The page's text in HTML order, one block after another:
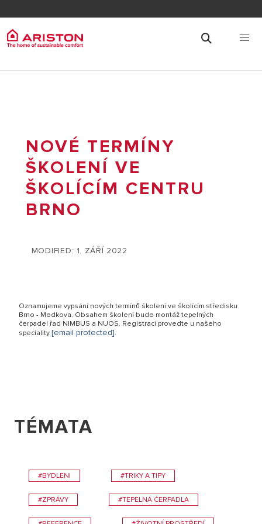
NOVÉ TERMÍNY
ŠKOLENÍ VE
ŠKOLÍCÍM CENTRU
BRNO
MODIFIED: 1. ZÁŘÍ 2022
Oznamujeme vypsání nových termínů školení ve školícím středisku
Brno - Medkova. Obsahem školení bude montáž tepelných
čerpadel řad NIMBUS a NUOS. Registraci proveďte u našeho
speciality [email protected].
TÉMATA
#BYDLENI #TRIKY A TIPY
#ZPRÁVY #TEPELNÁ ČERPADLA